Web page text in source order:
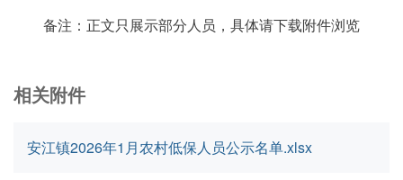
备注：正文只展示部分人员，具体请下载附件浏览
相关附件
安江镇2026年1月农村低保人员公示名单.xlsx